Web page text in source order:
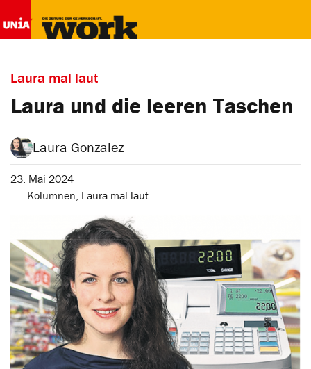
Laura mal laut
Laura und die leeren Taschen
Laura Gonzalez
23. Mai 2024
Kolumnen, Laura mal laut